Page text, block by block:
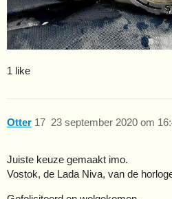
1 like
Otter 23 september 2020 om
17
Juiste keuze gemaakt imo.
Vostok, de Lada Niva, van de